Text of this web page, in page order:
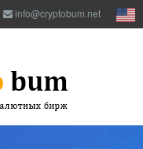
info@cryptobum.net